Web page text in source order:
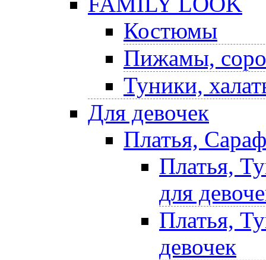
Костюмы
Пижамы,
Туники,
Для девочек
Платья,
Платья,
для
Платья,
девочек